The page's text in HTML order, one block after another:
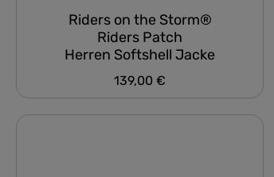
Riders on the Storm®
Riders Patch
Herren Softshell Jacke
Regulärer Preis:
139,00 €